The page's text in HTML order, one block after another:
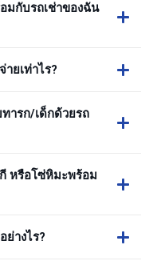
มกับรถเช่าของฉัน
ยเท่าไร?
ารก/เด็กด้วยรถ
หรือโซ่หิมะพร้อม
ย่างไร?